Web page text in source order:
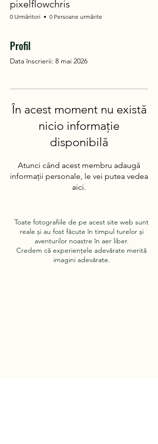
pixelflowchris
0 Urmăritori 0 Persoane urmărite
Profil
Data înscrierii: 8 mai 2026
În acest moment nu există
nicio informație
disponibilă
Atunci când acest membru adaugă
informații personale, le vei putea vedea
aici.
Toate fotografiile de pe acest site web sunt
reale și au fost făcute în timpul turelor și
aventurilor noastre în aer liber.
Credem că experiențele adevărate merită
imagini adevărate.